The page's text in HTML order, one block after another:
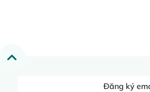
Đăng ký